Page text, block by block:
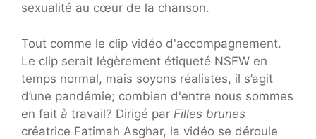
sexualité au cœur de la chanson.
Tout comme le clip vidéo d'accompagnement.
Le clip serait légèrement étiqueté NSFW en
temps normal, mais soyons réalistes, il s’agit
d’une pandémie; combien d'entre nous sommes
en fait à travail? Dirigé par Filles brunes
créatrice Fatimah Asghar, la vidéo se déroule